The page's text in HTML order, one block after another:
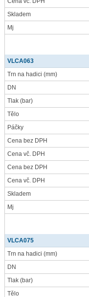
Skladem
Mj
VLCA063
Trn na hadici (mm)
DN
Tlak (bar)
Tělo
Páčky
Cena bez DPH
Cena vč. DPH
Cena bez DPH
Cena vč. DPH
Skladem
Mj
VLCA075
Trn na hadici (mm)
DN
Tlak (bar)
Tělo